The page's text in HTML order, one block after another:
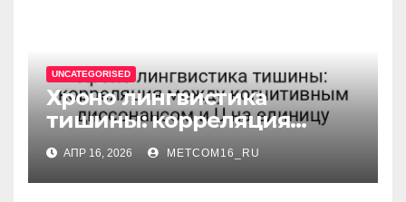
UNCATEGORISED
Хроно лингвистика
тишины: корреляция
между когнитивным
диссонансом и U на
единицу
АПР 16, 2026 METCOM16_RU